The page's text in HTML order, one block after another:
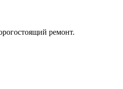
ремонт.